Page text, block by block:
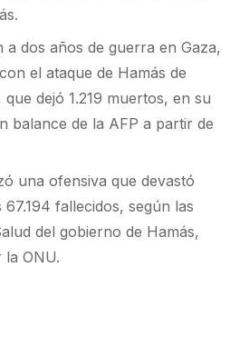
dos años de guerra en Gaza,
el ataque de Hamás de
dejó 1.219 muertos, en su
balance de la AFP a partir de
una ofensiva que devastó
fallecidos, según las
del gobierno de Hamás,
la ONU.